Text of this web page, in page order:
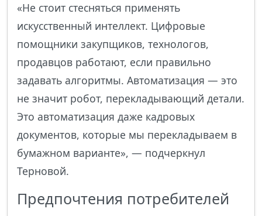
«Не стоит стесняться применять
искусственный интеллект. Цифровые
помощники закупщиков, технологов,
продавцов работают, если правильно
задавать алгоритмы. Автоматизация — это
не значит робот, перекладывающий детали.
Это автоматизация даже кадровых
документов, которые мы перекладываем в
бумажном варианте», — подчеркнул
Терновой.
Предпочтения потребителей